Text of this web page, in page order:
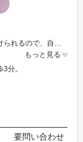
「東銀座駅」から徒歩30秒。好立地なのに個室で受けられるので、自分だけの時間を堪能することができます♪”駅から近いサロンで内側からきれいになってみませんか？
もっと見る
分。
要問い合わせ